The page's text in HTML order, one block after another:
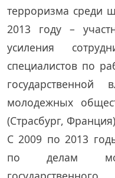
терроризма среди
2013 году –
усиления
специалистов по
государственной
молодежных
(Страсбург,
С 2009 по 2013
по делам